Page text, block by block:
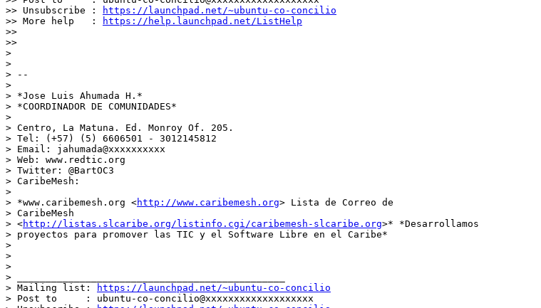
>> Unsubscribe :
https://launchpad.net/~ubuntu-co-concilio
>> More help   :
https://help.launchpad.net/ListHelp
>>
>>
>
>
> --
>
> *Jose Luis Ahumada H.*
> *COORDINADOR DE COMUNIDADES*
>
> Centro, La Matuna. Ed. Monroy Of. 205.
> Tel: (+57) (5) 6606501 - 3012145812
> Email: jahumada@xxxxxxxxxx
> Web: www.redtic.org
> Twitter: @BartOC3
> CaribeMesh:
>
> *www.caribemesh.org <http://www.caribemesh.org> Lista de Correo de
> CaribeMesh
> <http://listas.slcaribe.org/listinfo.cgi/caribemesh-slcaribe.org>* *Desarrollamos
> proyectos para promover las TIC y el Software Libre en el Caribe*
>
>
>
> _______________________________________________
> Mailing list:
https://launchpad.net/~ubuntu-co-concilio
> Post to     : ubuntu-co-concilio@xxxxxxxxxxxxxxxxxxx